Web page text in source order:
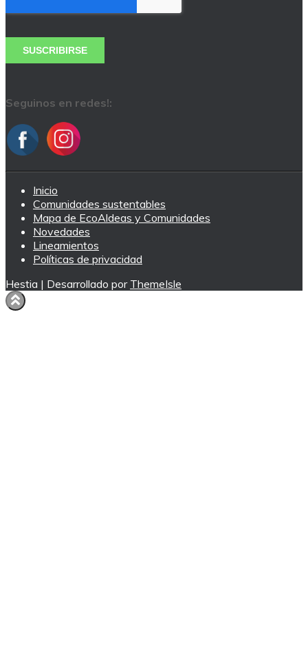
Seguinos en redes!:
Inicio
Comunidades sustentables
Mapa de EcoAldeas y Comunidades
Novedades
Lineamientos
Políticas de privacidad
Hestia | Desarrollado por ThemeIsle